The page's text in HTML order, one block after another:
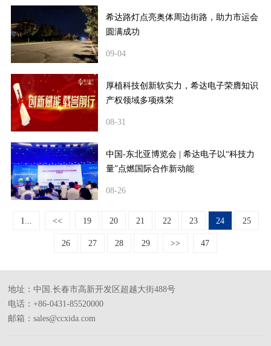
希达路灯点亮奥体周边街路，助力市运会
圆满成功
09-04
厚植科技创新软实力，希达电子荣膺知识
产权领域多项殊荣
08-31
中国-东北亚博览会 | 希达电子以“科技力
量”点燃国际合作新动能
08-26
1... << 19 20 21 22 23 24 25
26 27 28 29 >> 47
地址：中国.长春市高新开发区超越大街488号
电话：+86-0431-85520000
邮箱：sales@ccxida.com